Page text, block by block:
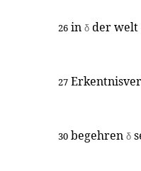
26 in δ der welt
27
30 begehren δ